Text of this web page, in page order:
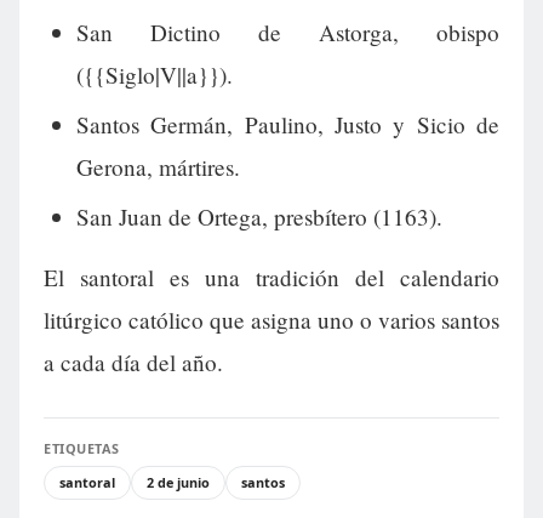
San Dictino de Astorga, obispo
({{Siglo|V||a}}).
Santos Germán, Paulino, Justo y Sicio de
Gerona, mártires.
San Juan de Ortega, presbítero (1163).
El santoral es una tradición del calendario
litúrgico católico que asigna uno o varios santos
a cada día del año.
ETIQUETAS
santoral
2 de junio santos